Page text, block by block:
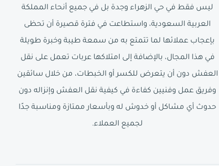
ليس فقط في حي الزهراء وجدة بل في جميع أنحاء المملكة
العربية السعودية، واستطاعت في فترة قصيرة أن تحظى
بإعجاب عملائها لما تتمتع به من سمعة طيبة وخبرة طويلة
في هذا المجال، بالإضافة إلى امتلاكها عربات تعمل على نقل
العفش دون أن يتعرض للكسر أو الخبطات، من خلال سائقين
وفريق عمل وفنيين كفاءة في كيفية نقل العفش وإنزاله دون
حدوث أي مشاكل أو خدوش له وبأسعار ممتازة ومناسبة جدًا
لجميع العملاء.